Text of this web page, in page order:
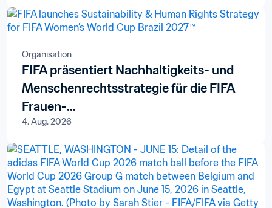
Organisation
FIFA präsentiert Nachhaltigkeits- und
Menschenrechtsstrategie für die FIFA
Frauen-
Weltmeisterschaft Brasilien 2027™
4. Aug. 2026